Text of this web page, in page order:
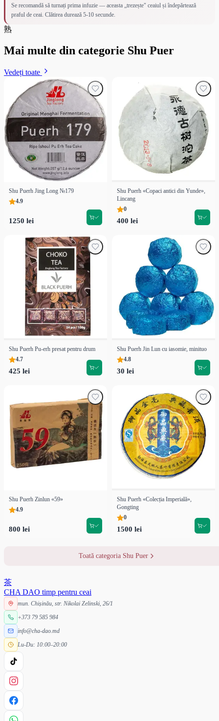
Se recomandă să turnați prima infuzie — aceasta „trezește" ceaiul și îndepărtează
praful de ceai. Clătirea durează 5-10 secunde.
熟
Mai multe din categorie Shu Puer
Vedeți toate
Shu Puerh Jing Long №179
4.9
1250 lei
Shu Puerh «Copaci antici din Yunde»,
Lincang
0
400 lei
Shu Puerh Pu-erh presat pentru drum
4.7
425 lei
Shu Puerh Jin Lun cu iasomie, minituo
4.8
30 lei
Shu Puerh Zinlun «59»
4.9
800 lei
Shu Puerh «Colecția Imperială»,
Gongting
0
1500 lei
Toată categoria Shu Puer
茶
CHA DAO timp pentru ceai
mun. Chișinău, str. Nikolai Zelinski, 26/1
+373 79 585 984
info@cha-dao.md
Lu-Du: 10:00–20:00